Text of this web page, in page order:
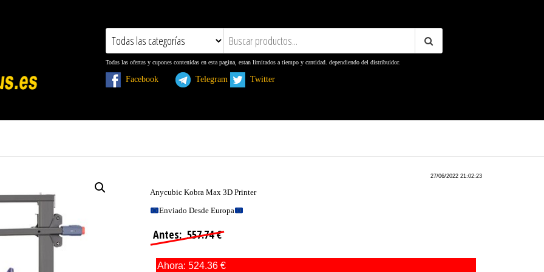
Todas las ofertas y cupones contenidas en esta pagina, estan limitados a tiempo y cantidad. dependiendo del distribuidor.
Facebook Telegram Twitter
27/06/2022 21:02:23
Anycubic Kobra Max 3D Printer
Enviado Desde Europa
Antes: 557.74 €
Ahora: 524.36 €